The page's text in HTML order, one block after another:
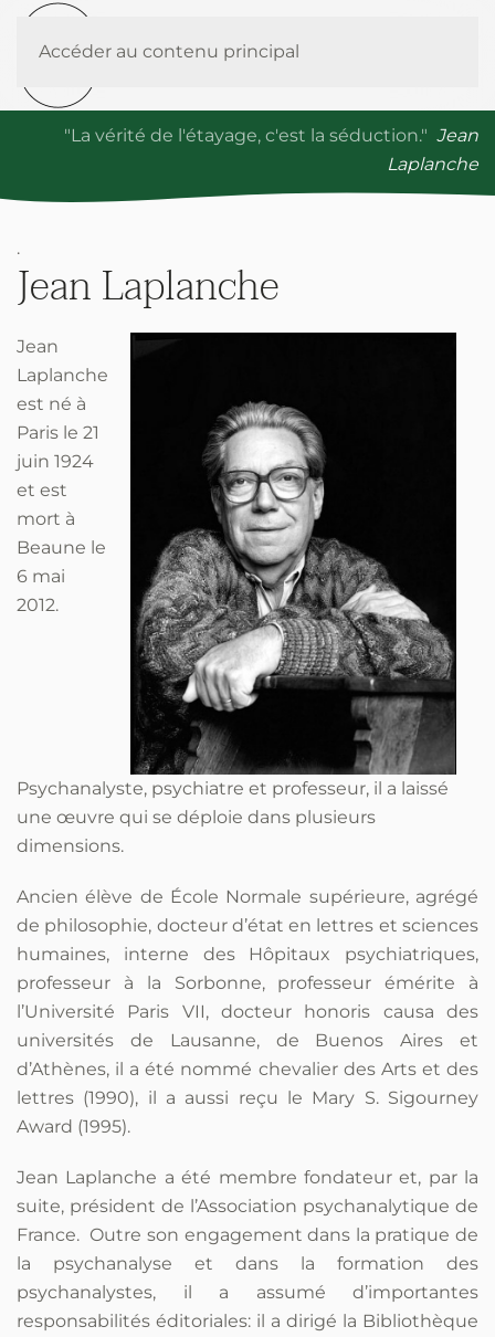
Accéder au contenu principal
"La vérité de l'étayage, c'est la séduction." Jean
Laplanche
.
Jean Laplanche
Jean
Laplanche
est né à
Paris le 21
juin 1924
et est
mort à
Beaune le
6 mai
2012.
Psychanalyste, psychiatre et professeur, il a laissé
une œuvre qui se déploie dans plusieurs
dimensions.
Ancien élève de École Normale supérieure, agrégé
de philosophie, docteur d’état en lettres et sciences
humaines, interne des Hôpitaux psychiatriques,
professeur à la Sorbonne, professeur émérite à
l’Université Paris VII, docteur honoris causa des
universités de Lausanne, de Buenos Aires et
d’Athènes, il a été nommé chevalier des Arts et des
lettres (1990), il a aussi reçu le Mary S. Sigourney
Award (1995).
Jean Laplanche a été membre fondateur et, par la
suite, président de l’Association psychanalytique de
France. Outre son engagement dans la pratique de
la psychanalyse et dans la formation des
psychanalystes, il a assumé d’importantes
responsabilités éditoriales: il a dirigé la Bibliothèque